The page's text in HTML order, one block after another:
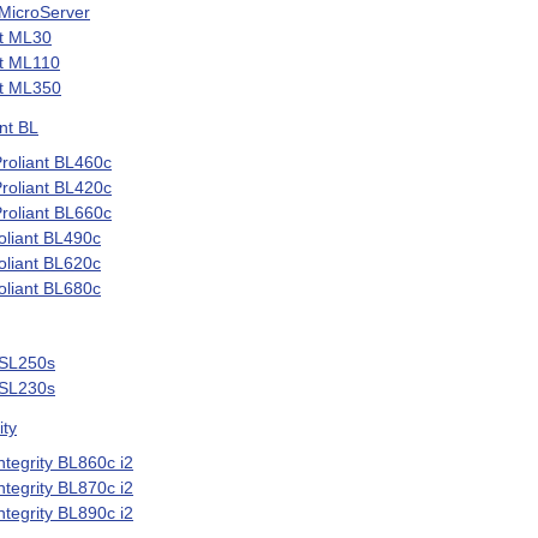
ML30
ML110
ML350
BL
BL460c
BL420c
BL660c
BL490c
BL620c
BL680c
BL860c i2
BL870c i2
BL890c i2